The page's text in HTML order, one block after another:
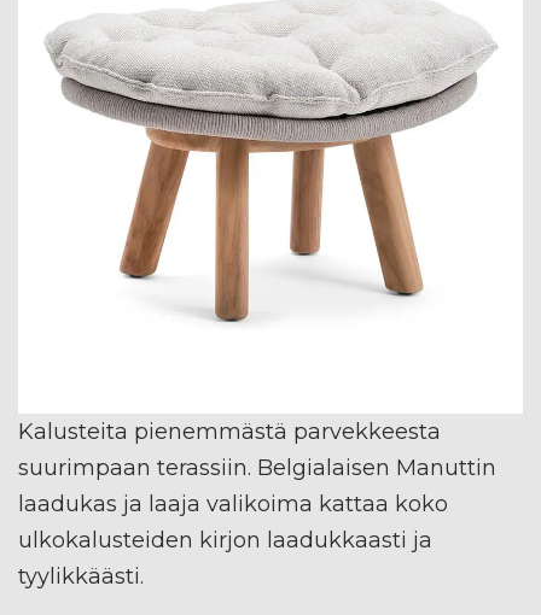
Kalusteita pienemmästä parvekkeesta
suurimpaan terassiin. Belgialaisen Manuttin
laadukas ja laaja valikoima kattaa koko
ulkokalusteiden kirjon laadukkaasti ja
tyylikkäästi.